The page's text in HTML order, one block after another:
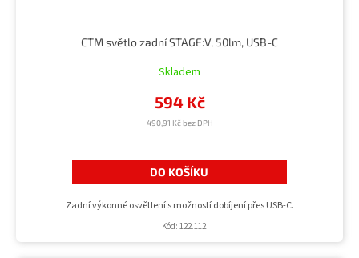
CTM světlo zadní STAGE:V, 50lm, USB-C
Skladem
490,91 Kč bez DPH
594 Kč
DO KOŠÍKU
Zadní výkonné osvětlení s možností dobíjení přes USB-C.
Kód: 122.112